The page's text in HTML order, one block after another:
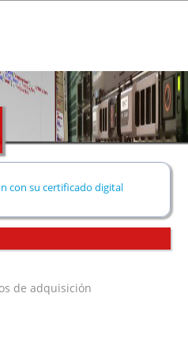
con su certificado digital
de adquisición